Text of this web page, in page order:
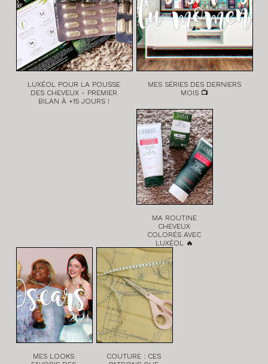
LUXÉOL POUR LA POUSSE
DES CHEVEUX - PREMIER
BILAN À +15 JOURS !
MES SÉRIES DES DERNIERS
MOIS 📺
MA ROUTINE
CHEVEUX
COLORÉS AVEC
LUXÉOL 🔥
MES LOOKS
COUTURE : CES